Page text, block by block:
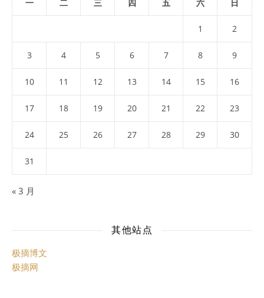
一 二 三 四 五 六 日
1 2
3 4 5 6 7 8 9
10 11 12 13 14 15 16
17 18 19 20 21 22 23
24 25 26 27 28 29 30
31
« 3 月
其他站点
极摘博文
极摘网